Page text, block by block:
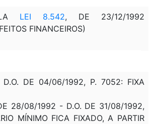
LEI 8.542, DE 23/12/1992
FINANCEIROS)
DE 04/06/1992, P. 7052: FIXA
28/08/1992 - D.O. DE 31/08/1992,
MÍNIMO FICA FIXADO, A PARTIR